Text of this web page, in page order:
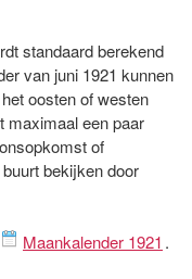
standaard berekend
van juni 1921 kunnen
oosten of westen
maximaal een paar
of
bekijken door
Maankalender 1921 .